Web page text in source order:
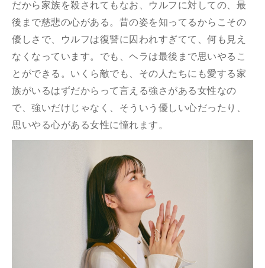
だから家族を殺されてもなお、ウルフに対しての、最
後まで慈悲の心がある。昔の姿を知ってるからこその
優しさで、ウルフは復讐に囚われすぎてて、何も見え
なくなっています。でも、ヘラは最後まで思いやるこ
とができる。いくら敵でも、その人たちにも愛する家
族がいるはずだからって言える強さがある女性なの
で、強いだけじゃなく、そういう優しい心だったり、
思いやる心がある女性に憧れます。